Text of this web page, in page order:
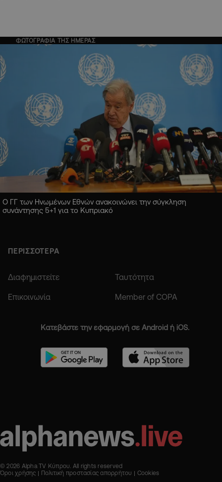
ΦΩΤΟΓΡΑΦΙΑ ΤΗΣ ΗΜΕΡΑΣ
Ο ΓΓ των Ηνωμένων Εθνών ανακοινώνει την σύγκληση
συνάντησης 5+1 για το Κυπριακό
ΠΕΡΙΣΣΟΤΕΡΑ
Διαφημιστείτε Ταυτότητα
Επικοινωνία Member of COPA
Κατεβάστε την εφαρμογή σε Android ή iOS.
© 2026 Alpha TV Κύπρου. All rights reserved
Όροι χρήσης
Πολιτική προστασίας απορρήτου Cookies